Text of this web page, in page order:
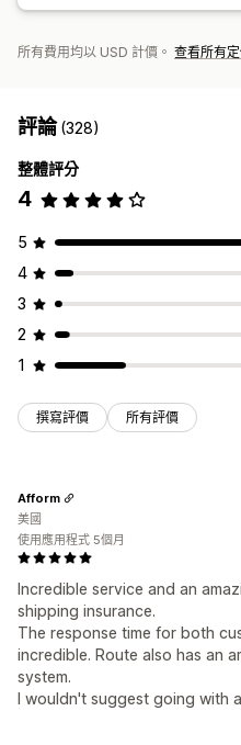
所有費用均以 USD 計價。 查看所有
評論(328)
整體評分
4
5
4
3
2
1
撰寫評價 所有評價
Incredible service and an
shipping insurance.
The response time for both
incredible. Route also has an
system.
I wouldn't suggest going with
Afform
美國
使用應用程式 5個月